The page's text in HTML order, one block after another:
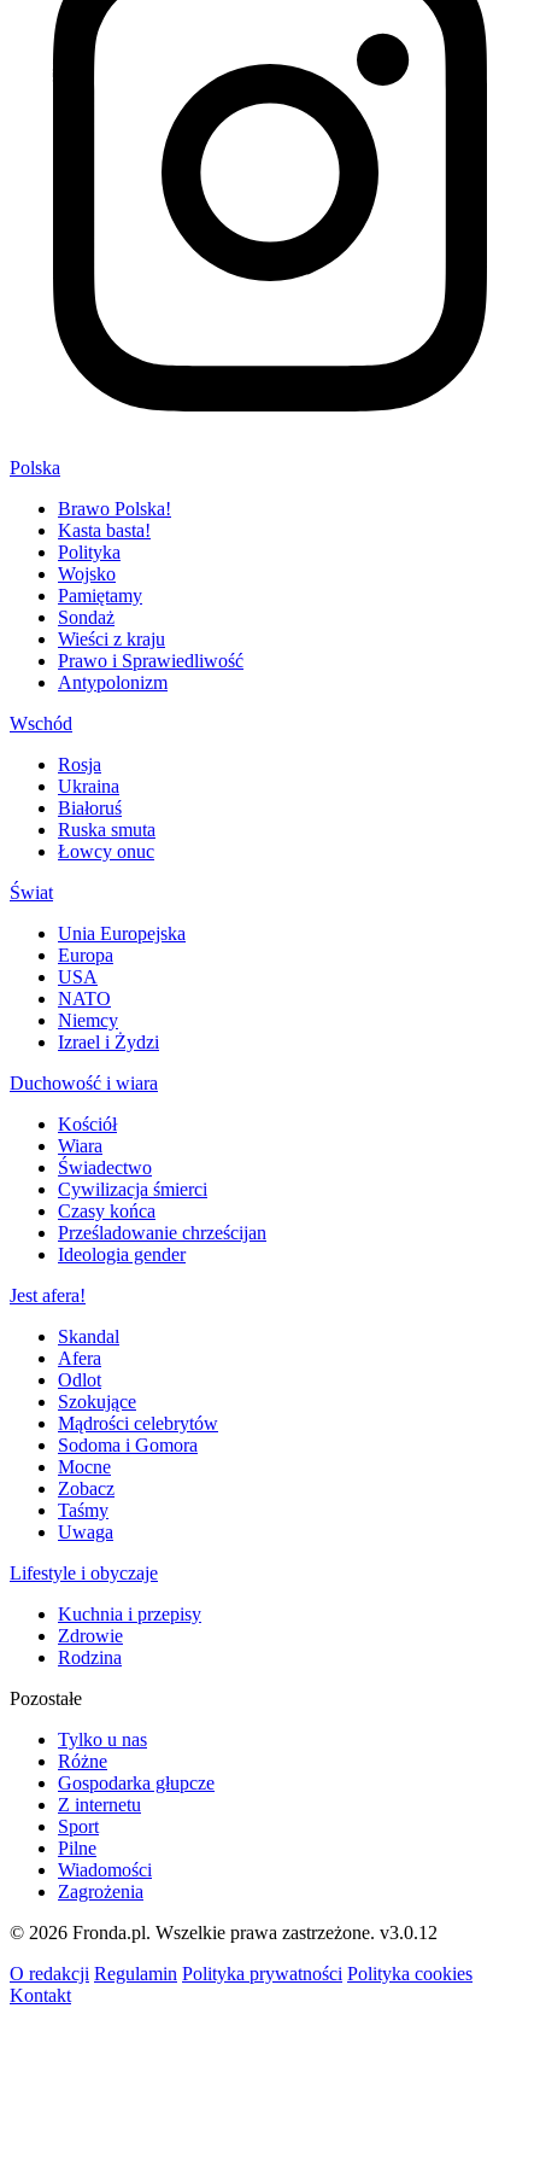
Polska
Brawo Polska!
Kasta basta!
Polityka
Wojsko
Pamiętamy
Sondaż
Wieści z kraju
Prawo i Sprawiedliwość
Antypolonizm
Wschód
Rosja
Ukraina
Białoruś
Ruska smuta
Łowcy onuc
Świat
Unia Europejska
Europa
USA
NATO
Niemcy
Izrael i Żydzi
Duchowość i wiara
Kościół
Wiara
Świadectwo
Cywilizacja śmierci
Czasy końca
Prześladowanie chrześcijan
Ideologia gender
Jest afera!
Skandal
Afera
Odlot
Szokujące
Mądrości celebrytów
Sodoma i Gomora
Mocne
Zobacz
Taśmy
Uwaga
Lifestyle i obyczaje
Kuchnia i przepisy
Zdrowie
Rodzina
Pozostałe
Tylko u nas
Różne
Gospodarka głupcze
Z internetu
Sport
Pilne
Wiadomości
Zagrożenia
© 2026 Fronda.pl. Wszelkie prawa zastrzeżone. v3.0.12
O redakcji Regulamin Polityka prywatności Polityka cookies
Kontakt